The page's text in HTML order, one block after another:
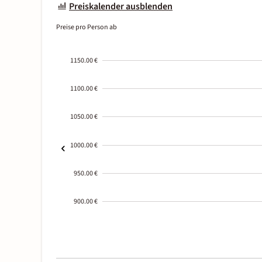
Preiskalender ausblenden
Preise pro Person ab
1150.00 €
1100.00 €
1050.00 €
1000.00 €
950.00 €
900.00 €
01-02